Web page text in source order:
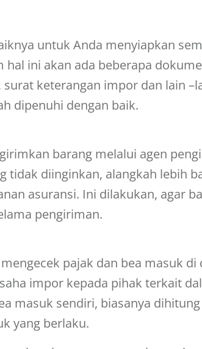
untuk Anda menyiapkan
ini akan ada beberapa
keterangan impor dan lain
dipenuhi dengan baik.
barang melalui agen
diinginkan, alangkah lebih
asuransi. Ini dilakukan, agar
pengiriman.
pajak dan bea masuk di
impor kepada pihak terkait
masuk sendiri, biasanya
yang berlaku.